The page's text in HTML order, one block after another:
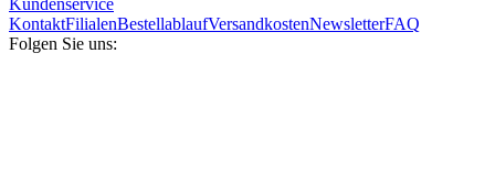
Kundenservice
KontaktFilialenBestellablaufVersandkostenNewsletterFAQ
Folgen Sie uns: